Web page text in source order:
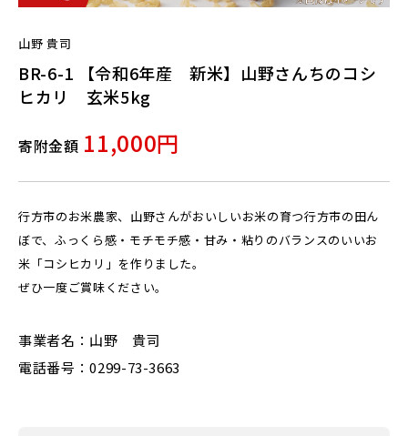
山野 貴司
BR-6-1 【令和6年産 新米】山野さんちのコシ
ヒカリ 玄米5kg
寄附金額 11,000円
行方市のお米農家、山野さんがおいしいお米の育つ行方市の田ん
ぼで、ふっくら感・モチモチ感・甘み・粘りのバランスのいいお
米「コシヒカリ」を作りました。
ぜひ一度ご賞味ください。
事業者名：山野 貴司
電話番号：0299-73-3663